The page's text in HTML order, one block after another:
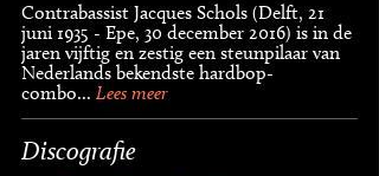
Contrabassist Jacques Schols (Delft, 21
juni 1935 - Epe, 30 december 2016) is in de
jaren vijftig en zestig een steunpilaar van
Nederlands bekendste hardbop-
combo... Lees meer
Discografie